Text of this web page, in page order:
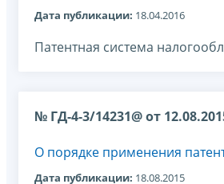
Дата публикации: 18.04.2016
Патентная система
№ ГД-4-3/14231@ от
О порядке применения
Дата публикации: 18.08.2015